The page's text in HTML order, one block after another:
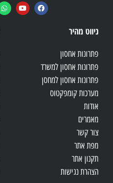
ניווט מהיר
פתרונות אחסון
פתרונות אחסון למשרד
פתרונות אחסון למחסן
מערכות קומפקטוס
אודות
מאמרים
צור קשר
מפת אתר
תקנון אתר
הצהרת נגישות